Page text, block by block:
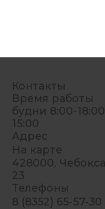
Контакты
Время работы
будни 8:00-
15:00
Адрес
На карте
428000,
23
Телефоны
8 (8352) 65-57-